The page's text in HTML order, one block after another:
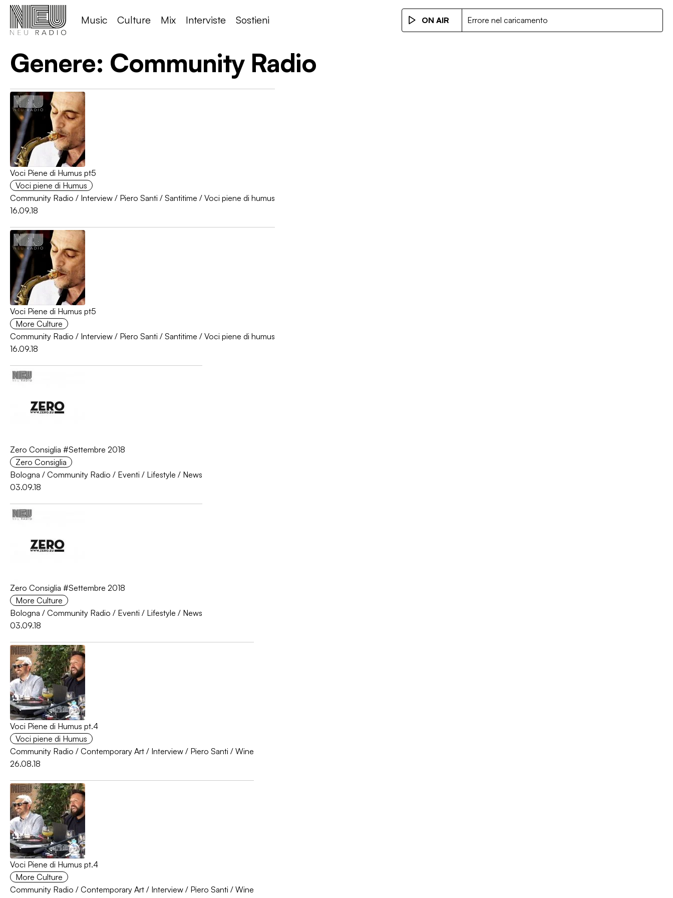
Music Culture Mix Interviste Sostieni ON AIR Errore nel caricamento
Genere: Community Radio
Voci Piene di Humus pt5
Voci piene di Humus
Community Radio / Interview / Piero Santi / Santitime / Voci piene di humus
16.09.18
Voci Piene di Humus pt5
More Culture
Community Radio / Interview / Piero Santi / Santitime / Voci piene di humus
16.09.18
Zero Consiglia #Settembre 2018
Zero Consiglia
Bologna / Community Radio / Eventi / Lifestyle / News
03.09.18
Zero Consiglia #Settembre 2018
More Culture
Bologna / Community Radio / Eventi / Lifestyle / News
03.09.18
Voci Piene di Humus pt.4
Voci piene di Humus
Community Radio / Contemporary Art / Interview / Piero Santi / Wine
26.08.18
Voci Piene di Humus pt.4
More Culture
Community Radio / Contemporary Art / Interview / Piero Santi / Wine